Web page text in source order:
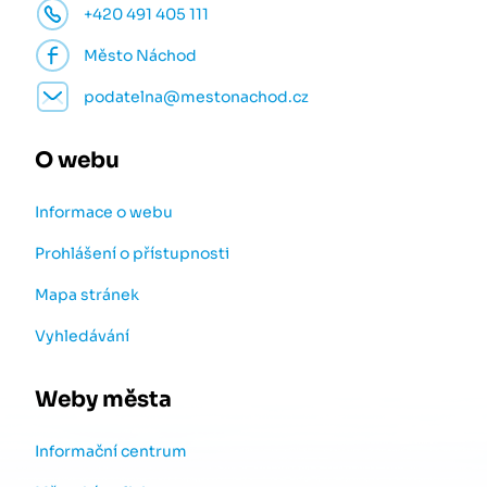
+420 491 405 111
Město Náchod
podatelna@mestonachod.cz
O webu
Informace o webu
Prohlášení o přístupnosti
Mapa stránek
Vyhledávání
Weby města
Informační centrum